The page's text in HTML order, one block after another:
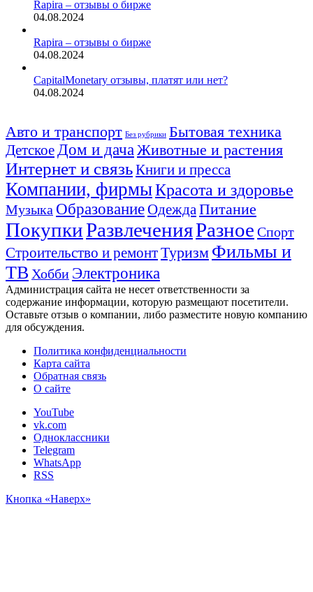
Rapira – отзывы о бирже
04.08.2024
Rapira – отзывы о бирже
04.08.2024
CapitalMonetary отзывы, платят или нет?
04.08.2024
Авто и транспорт Без рубрики Бытовая техника
Детское Дом и дача Животные и растения
Интернет и связьКниги и пресса
Компании, фирмыКрасота и здоровье
Музыка ОбразованиеОдежда Питание
ПокупкиРазвлеченияРазное Спорт
Строительство и ремонтТуризм Фильмы и
ТВ Хобби Электроника
Администрация сайта не несет ответственности за
содержание информации, которую размещают посетители.
Оставьте отзыв о компании, либо разместите новую компанию
для обсуждения.
Политика конфиденциальности
Карта сайта
Обратная связь
О сайте
YouTube
vk.com
Одноклассники
Telegram
WhatsApp
RSS
Кнопка «Наверх»